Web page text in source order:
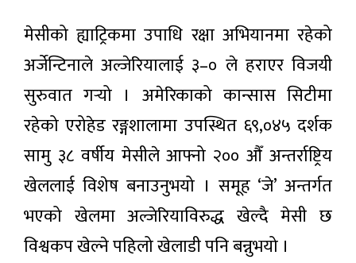
लोकप्रिय
समाचार
देशभर
वर्षाको
सम्भावना,
सतर्कता
अपनाउन
आग्रह
५ घण्टा अगाडी
वीरगन्ज
नाकाबाट
मेसीको ह्याट्रिकमा उपाधि रक्षा अभियानमा रहेको
अर्जेन्टिनाले अल्जेरियालाई ३–० ले हराएर विजयी
सुरुवात गर्‍यो । अमेरिकाको कान्सास सिटीमा
रहेको एरोहेड रङ्गशालामा उपस्थित ६९,०४५ दर्शक
सामु ३८ वर्षीय मेसीले आफ्नो २०० औँ अन्तर्राष्ट्रिय
खेललाई विशेष बनाउनुभयो । समूह ‘जे’ अन्तर्गत
भएको खेलमा अल्जेरियाविरुद्ध खेल्दै मेसी छ
विश्वकप खेल्ने पहिलो खेलाडी पनि बन्नुभयो ।